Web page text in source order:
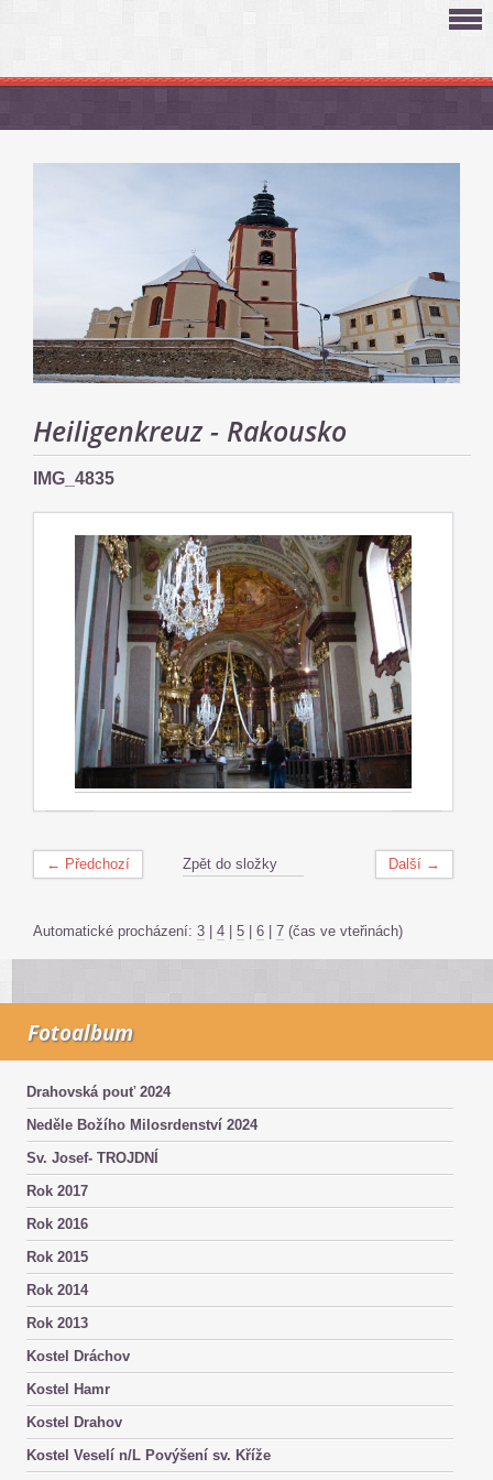
Heiligenkreuz - Rakousko
IMG_4835
← Předchozí Další →
Zpět do složky
Automatické procházení: 3 | 4 | 5 | 6 | 7 (čas ve vteřinách)
Fotoalbum
Drahovská pouť 2024
Neděle Božího Milosrdenství 2024
Sv. Josef- TROJDNÍ
Rok 2017
Rok 2016
Rok 2015
Rok 2014
Rok 2013
Kostel Dráchov
Kostel Hamr
Kostel Drahov
Kostel Veselí n/L Povýšení sv. Kříže